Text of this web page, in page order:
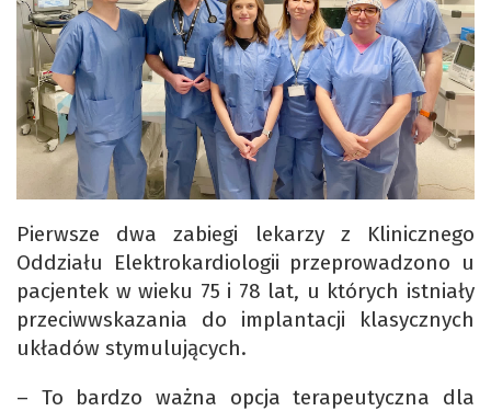
Pierwsze dwa zabiegi lekarzy z Klinicznego
Oddziału Elektrokardiologii przeprowadzono u
pacjentek w wieku 75 i 78 lat, u których istniały
przeciwwskazania do implantacji klasycznych
układów stymulujących.
– To bardzo ważna opcja terapeutyczna dla